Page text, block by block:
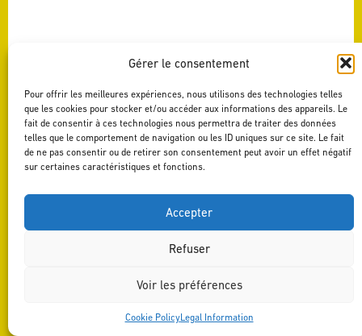
Gérer le consentement
Pour offrir les meilleures expériences, nous utilisons des technologies telles
que les cookies pour stocker et/ou accéder aux informations des appareils. Le
fait de consentir à ces technologies nous permettra de traiter des données
telles que le comportement de navigation ou les ID uniques sur ce site. Le fait
de ne pas consentir ou de retirer son consentement peut avoir un effet négatif
sur certaines caractéristiques et fonctions.
Accepter
Refuser
Voir les préférences
Cookie PolicyLegal Information
LEGAL INFORMATION DESIGN BY AGENCE-S